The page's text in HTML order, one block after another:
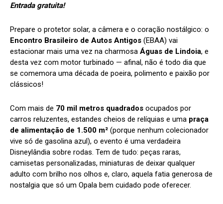
Entrada gratuita!
Prepare o protetor solar, a câmera e o coração nostálgico: o
Encontro Brasileiro de Autos Antigos (EBAA) vai
estacionar mais uma vez na charmosa Águas de Lindoia, e
desta vez com motor turbinado — afinal, não é todo dia que
se comemora uma década de poeira, polimento e paixão por
clássicos!
Com mais de 70 mil metros quadrados ocupados por
carros reluzentes, estandes cheios de relíquias e uma praça
de alimentação de 1.500 m² (porque nenhum colecionador
vive só de gasolina azul), o evento é uma verdadeira
Disneylândia sobre rodas. Tem de tudo: peças raras,
camisetas personalizadas, miniaturas de deixar qualquer
adulto com brilho nos olhos e, claro, aquela fatia generosa de
nostalgia que só um Opala bem cuidado pode oferecer.